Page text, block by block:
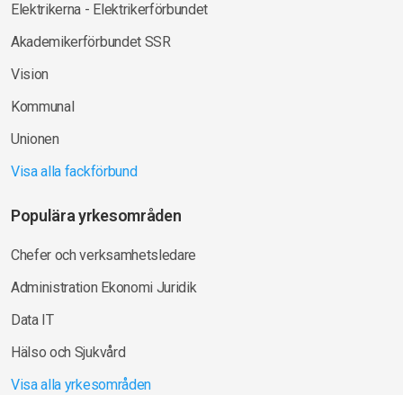
Elektrikerna - Elektrikerförbundet
Akademikerförbundet SSR
Vision
Kommunal
Unionen
Visa alla fackförbund
Populära yrkesområden
Chefer och verksamhetsledare
Administration Ekonomi Juridik
Data IT
Hälso och Sjukvård
Visa alla yrkesområden